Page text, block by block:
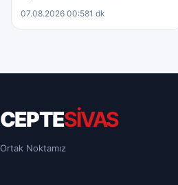
07.08.2026 00:581 dk
CEPTESİVAS
Ortak Noktamız